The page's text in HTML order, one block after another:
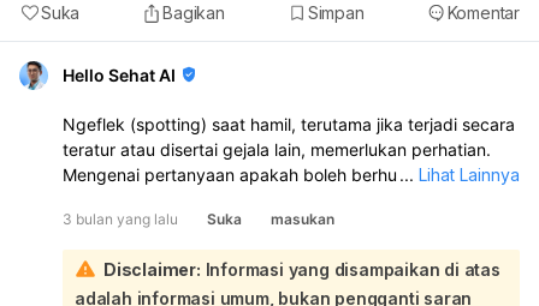
Suka Bagikan Simpan Komentar
Hello Sehat AI
Ngeflek (spotting) saat hamil, terutama jika terjadi secara
teratur atau disertai gejala lain, memerlukan perhatian.
Mengenai pertanyaan apakah boleh berhubungan badan
dahulu dan segera konsultasikan dengan dokter**:
Flek selama kehamilan bisa menjadi tanda berbagai
kondisi, mulai dari yang normal seperti perdarahan
implantasi, hingga komplikasi yang lebih serius seperti
... Lihat Lainnya
3 bulan yang lalu Suka masukan
Disclaimer: Informasi yang disampaikan di atas
adalah informasi umum, bukan pengganti saran